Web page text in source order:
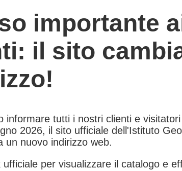
importante
il sito
informare tutti i nostri clienti e
2026, il sito ufficiale dell'Istituto
un nuovo indirizzo web.
ufficiale per visualizzare il catalogo e